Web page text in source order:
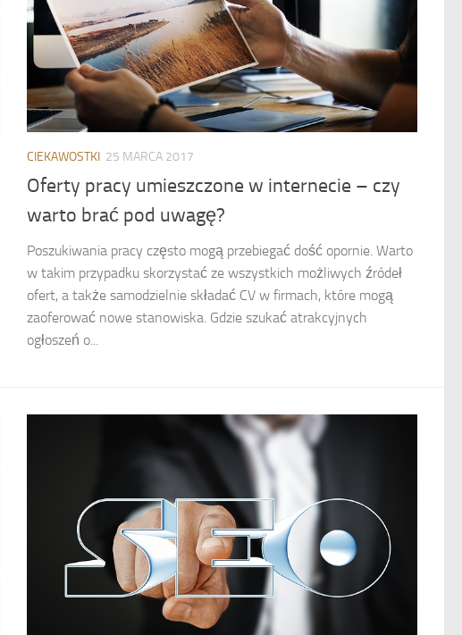
CIEKAWOSTKI 25 MARCA 2017
Oferty pracy umieszczone w internecie – czy
warto brać pod uwagę?
Poszukiwania pracy często mogą przebiegać dość opornie. Warto
w takim przypadku skorzystać ze wszystkich możliwych źródeł
ofert, a także samodzielnie składać CV w firmach, które mogą
zaoferować nowe stanowiska. Gdzie szukać atrakcyjnych
ogłoszeń o...